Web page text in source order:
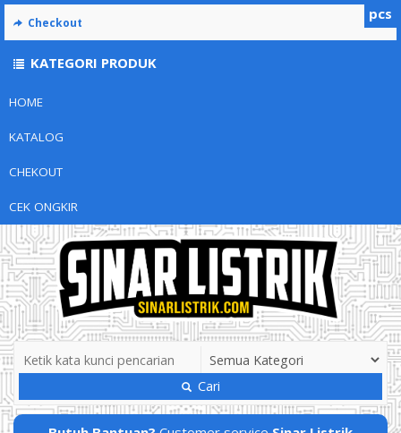
HOME
KATALOG
CHEKOUT
CEK ONGKIR
Cari
pcs
Checkout
KATEGORI PRODUK